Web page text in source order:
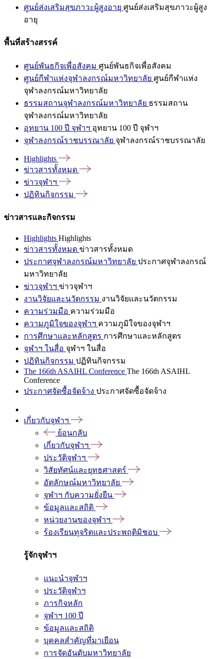
ศูนย์ส่งเสริมสุขภาวะผู้สูงอายุ ศูนย์ส่งเสริมสุขภาวะผู้สูง
อายุ
พื้นที่สร้างสรรค์
ศูนย์พันธกิจเพื่อสังคม ศูนย์พันธกิจเพื่อสังคม
ศูนย์กีฬาแห่งจุฬาลงกรณ์มหาวิทยาลัย ศูนย์กีฬาแห่ง
จุฬาลงกรณ์มหาวิทยาลัย
ธรรมสถานจุฬาลงกรณ์มหาวิทยาลัย ธรรมสถาน
จุฬาลงกรณ์มหาวิทยาลัย
อุทยาน 100 ปี จุฬาฯ อุทยาน 100 ปี จุฬาฯ
จุฬาลงกรณ์ราชบรรณาลัย จุฬาลงกรณ์ราชบรรณาลัย
Highlights
ข่าวสารทั้งหมด
ข่าวจุฬาฯ
ปฏิทินกิจกรรม
ข่าวสารและกิจกรรม
Highlights Highlights
ข่าวสารทั้งหมด ข่าวสารทั้งหมด
ประกาศจุฬาลงกรณ์มหาวิทยาลัย ประกาศจุฬาลงกรณ์
มหาวิทยาลัย
ข่าวจุฬาฯ ข่าวจุฬาฯ
งานวิจัยและนวัตกรรม งานวิจัยและนวัตกรรม
ความร่วมมือ ความร่วมมือ
ความภูมิใจของจุฬาฯ ความภูมิใจของจุฬาฯ
การศึกษาและหลักสูตร การศึกษาและหลักสูตร
จุฬาฯ ในสื่อ จุฬาฯ ในสื่อ
ปฏิทินกิจกรรม ปฏิทินกิจกรรม
The 166th ASAIHL Conference The 166th ASAIHL
Conference
ประกาศจัดซื้อจัดจ้าง ประกาศจัดซื้อจัดจ้าง
เกี่ยวกับจุฬาฯ
ย้อนกลับ
เกี่ยวกับจุฬาฯ
ประวัติจุฬาฯ
วิสัยทัศน์และยุทธศาสตร์
อัตลักษณ์มหาวิทยาลัย
จุฬาฯ กับความยั่งยืน
ข้อมูลและสถิติ
หน่วยงานของจุฬาฯ
ร้องเรียนทุจริตและประพฤติมิชอบ
รู้จักจุฬาฯ
แนะนำจุฬาฯ
ประวัติจุฬาฯ
ภารกิจหลัก
จุฬาฯ 100 ปี
ข้อมูลและสถิติ
บุคคลสำคัญที่มาเยือน
การจัดอันดับมหาวิทยาลัย